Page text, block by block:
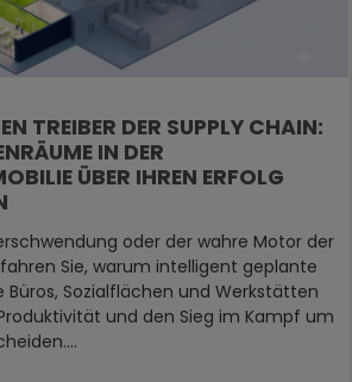
TREIBER DER SUPPLY CHAIN:
IN DER
ÜBER IHREN ERFOLG
oder der wahre Motor der
Sie, warum intelligent geplante
Büros, Sozialflächen und Werkstätten
und den Sieg im Kampf um